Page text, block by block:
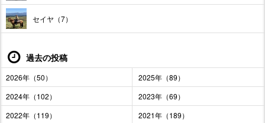
セイヤ（7）
過去の投稿
2026年（50）
2025年（89）
2024年（102）
2023年（69）
2022年（119）
2021年（189）